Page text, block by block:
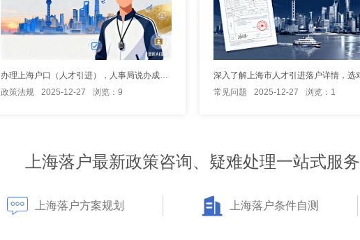
办理上海户口（人才引进），人事局说办成功后收5000,这是合理费用吗
政策法规
2025-12-27 浏览：9
常见问题
2025-12-27 浏览：1
上海落户最新政策咨询、疑难处理一站式服务
上海落户方案规划 上海落户条件自测